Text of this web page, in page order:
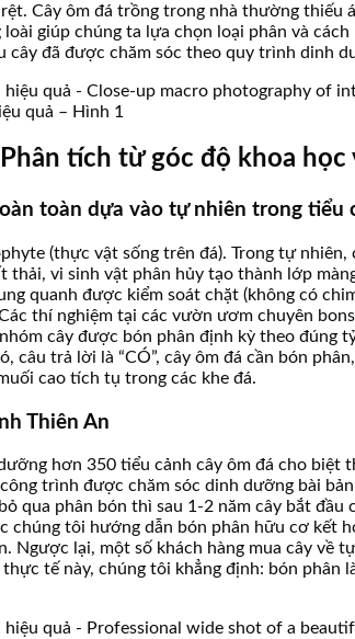
Cây ôm đá trồng trong nhà thường
giúp chúng ta lựa chọn loại phân và
đã được chăm sóc theo quy trình dinh
quả – Hình 1
tích từ góc độ khoa
toàn dựa vào tự nhiên trong tiểu
(thực vật sống trên đá). Trong tự
vi sinh vật phân hủy tạo thành lớp
quanh được kiểm soát chặt (không có
thí nghiệm tại các vườn ươm chuyên
cây được bón phân định kỳ theo
trả lời là “CÓ”, cây ôm đá cần bón
cao tích tụ trong các khe đá.
Thiên An
hơn 350 tiểu cảnh cây ôm đá cho
trình được chăm sóc dinh dưỡng bài
qua phân bón thì sau 1-2 năm cây bắt
tôi hướng dẫn bón phân hữu cơ kết
lại, một số khách hàng mua cây về
tế này, chúng tôi khẳng định: bón